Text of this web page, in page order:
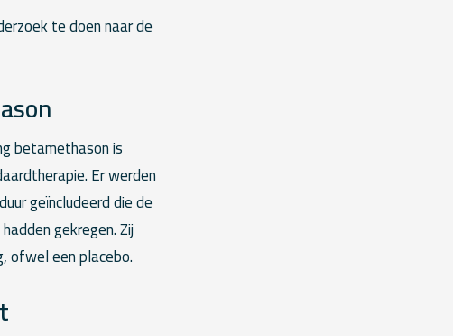
te doen naar de
betamethason is
Er werden
geïncludeerd die de
gekregen. Zij
ofwel een placebo.